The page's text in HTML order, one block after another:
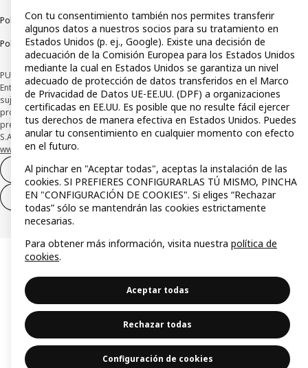
Política de privacidadPolítica de cookiesTérminos y condiciones
Política de divulgación responsable
PUBLICIDAD: *Financiación a través de la tarjeta IKEA VISA emitida por la
Entidad de Pago híbrida CaixaBank Payments & Consumer, E.F.C., E.P., S.A.U., y
sujeta a su organización. La entidad ha escogido como sistema de
protección de los fondos recibidos de usuarios de servicios de pago que
presta su depósito en una cuenta bancaria separada abierta en CaixaBank,
S.A. Conoce más acerca de las formas de pago de tu tarjeta aquí:
www.caixabankpc.com/es/productos
Desistimiento del contrato
Desistimiento de solo servicios
Con tu consentimiento también nos permites transferir
algunos datos a nuestros socios para su tratamiento en
Estados Unidos (p. ej., Google). Existe una decisión de
adecuación de la Comisión Europea para los Estados Unidos
mediante la cual en Estados Unidos se garantiza un nivel
adecuado de protección de datos transferidos en el Marco
de Privacidad de Datos UE-EE.UU. (DPF) a organizaciones
certificadas en EE.UU. Es posible que no resulte fácil ejercer
tus derechos de manera efectiva en Estados Unidos. Puedes
anular tu consentimiento en cualquier momento con efecto
en el futuro.
Al pinchar en "Aceptar todas", aceptas la instalación de las
cookies. SI PREFIERES CONFIGURARLAS TÚ MISMO, PINCHA
EN "CONFIGURACIÓN DE COOKIES". Si eliges “Rechazar
todas” sólo se mantendrán las cookies estrictamente
necesarias.
Para obtener más información, visita nuestra política de
cookies.
Aceptar todas
Rechazar todas
Configuración de cookies